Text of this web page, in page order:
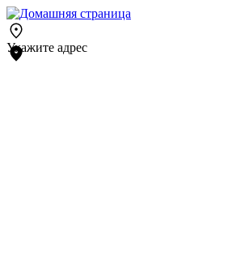
Укажите адрес